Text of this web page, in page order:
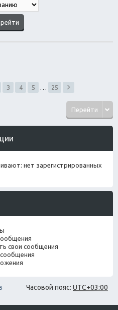
3 4 5 … 25
Перейти
нет зарегистрированных
свои сообщения
Часовой пояс: UTC+03:00